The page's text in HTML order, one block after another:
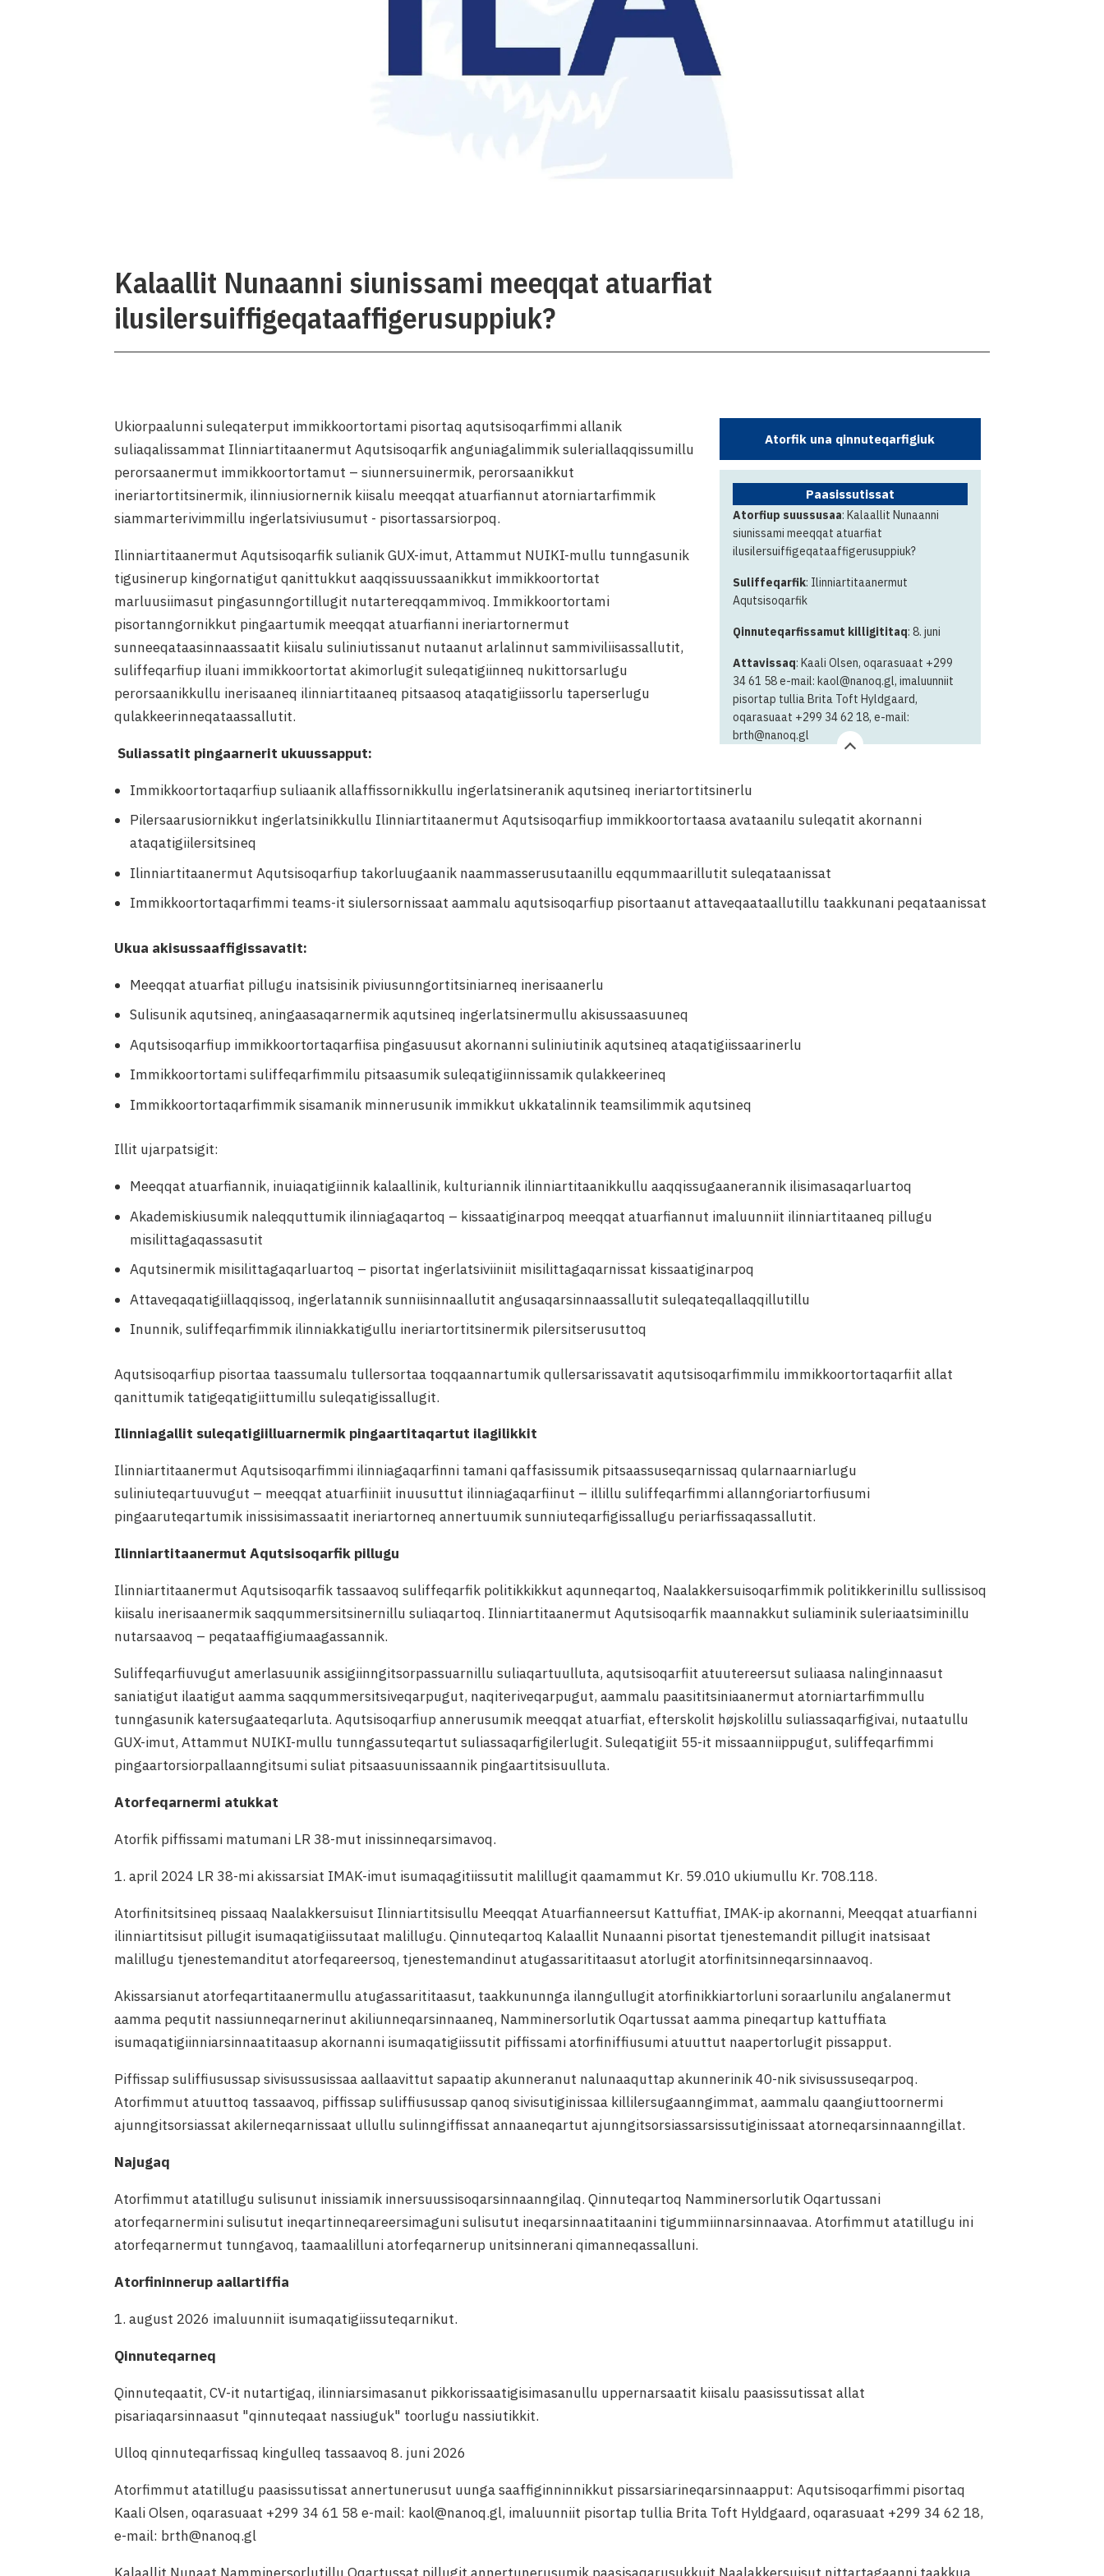
Kalaallit Nunaanni siunissami meeqqat atuarfiat
ilusilersuiffigeqataaffigerusuppiuk?
Atorfik una qinnuteqarfigiuk
Paasissutissat
Atorfiup suussusaa: Kalaallit Nunaanni
siunissami meeqqat atuarfiat
ilusilersuiffigeqataaffigerusuppiuk?
Suliffeqarfik: Ilinniartitaanermut
Aqutsisoqarfik
Qinnuteqarfissamut killigititaq: 8. juni
Attavissaq: Kaali Olsen, oqarasuaat +299
34 61 58 e-mail: kaol@nanoq.gl, imaluunniit
pisortap tullia Brita Toft Hyldgaard,
oqarasuaat +299 34 62 18, e-mail:
brth@nanoq.gl
Ukiorpaalunni suleqaterput immikkoortortami pisortaq aqutsisoqarfimmi allanik
suliaqalissammat Ilinniartitaanermut Aqutsisoqarfik anguniagalimmik suleriallaqqissumillu
perorsaanermut immikkoortortamut – siunnersuinermik, perorsaanikkut
ineriartortitsinermik, ilinniusiornernik kiisalu meeqqat atuarfiannut atorniartarfimmik
siammarterivimmillu ingerlatsiviusumut - pisortassarsiorpoq.
Ilinniartitaanermut Aqutsisoqarfik sulianik GUX-imut, Attammut NUIKI-mullu tunngasunik
tigusinerup kingornatigut qanittukkut aaqqissuussaanikkut immikkoortortat
marluusiimasut pingasunngortillugit nutartereqqammivoq. Immikkoortortami
pisortanngornikkut pingaartumik meeqqat atuarfianni ineriartornermut
sunneeqataasinnaassaatit kiisalu suliniutissanut nutaanut arlalinnut sammiviliisassallutit,
suliffeqarfiup iluani immikkoortortat akimorlugit suleqatigiinneq nukittorsarlugu
perorsaanikkullu inerisaaneq ilinniartitaaneq pitsaasoq ataqatigiissorlu taperserlugu
qulakkeerinneqataassallutit.
Suliassatit pingaarnerit ukuussapput:
Immikkoortortaqarfiup suliaanik allaffissornikkullu ingerlatsineranik aqutsineq ineriartortitsinerlu
Pilersaarusiornikkut ingerlatsinikkullu Ilinniartitaanermut Aqutsisoqarfiup immikkoortortaasa avataanilu suleqatit akornanni
ataqatigiilersitsineq
Ilinniartitaanermut Aqutsisoqarfiup takorluugaanik naammasserusutaanillu eqqummaarillutit suleqataanissat
Immikkoortortaqarfimmi teams-it siulersornissaat aammalu aqutsisoqarfiup pisortaanut attaveqaataallutillu taakkunani peqataanissat
Ukua akisussaaffigissavatit:
Meeqqat atuarfiat pillugu inatsisinik piviusunngortitsiniarneq inerisaanerlu
Sulisunik aqutsineq, aningaasaqarnermik aqutsineq ingerlatsinermullu akisussaasuuneq
Aqutsisoqarfiup immikkoortortaqarfiisa pingasuusut akornanni suliniutinik aqutsineq ataqatigiissaarinerlu
Immikkoortortami suliffeqarfimmilu pitsaasumik suleqatigiinnissamik qulakkeerineq
Immikkoortortaqarfimmik sisamanik minnerusunik immikkut ukkatalinnik teamsilimmik aqutsineq
Illit ujarpatsigit:
Meeqqat atuarfiannik, inuiaqatigiinnik kalaallinik, kulturiannik ilinniartitaanikkullu aaqqissugaanerannik ilisimasaqarluartoq
Akademiskiusumik naleqquttumik ilinniagaqartoq – kissaatiginarpoq meeqqat atuarfiannut imaluunniit ilinniartitaaneq pillugu
misilittagaqassasutit
Aqutsinermik misilittagaqarluartoq – pisortat ingerlatsiviiniit misilittagaqarnissat kissaatiginarpoq
Attaveqaqatigiillaqqissoq, ingerlatannik sunniisinnaallutit angusaqarsinnaassallutit suleqateqallaqqillutillu
Inunnik, suliffeqarfimmik ilinniakkatigullu ineriartortitsinermik pilersitserusuttoq
Aqutsisoqarfiup pisortaa taassumalu tullersortaa toqqaannartumik qullersarissavatit aqutsisoqarfimmilu immikkoortortaqarfiit allat
qanittumik tatigeqatigiittumillu suleqatigissallugit.
Ilinniagallit suleqatigiilluarnermik pingaartitaqartut ilagilikkit
Ilinniartitaanermut Aqutsisoqarfimmi ilinniagaqarfinni tamani qaffasissumik pitsaassuseqarnissaq qularnaarniarlugu
suliniuteqartuuvugut – meeqqat atuarfiiniit inuusuttut ilinniagaqarfiinut – illillu suliffeqarfimmi allanngoriartorfiusumi
pingaaruteqartumik inissisimassaatit ineriartorneq annertuumik sunniuteqarfigissallugu periarfissaqassallutit.
Ilinniartitaanermut Aqutsisoqarfik pillugu
Ilinniartitaanermut Aqutsisoqarfik tassaavoq suliffeqarfik politikkikkut aqunneqartoq, Naalakkersuisoqarfimmik politikkerinillu sullissisoq
kiisalu inerisaanermik saqqummersitsinernillu suliaqartoq. Ilinniartitaanermut Aqutsisoqarfik maannakkut suliaminik suleriaatsiminillu
nutarsaavoq – peqataaffigiumaagassannik.
Suliffeqarfiuvugut amerlasuunik assigiinngitsorpassuarnillu suliaqartuulluta, aqutsisoqarfiit atuutereersut suliaasa nalinginnaasut
saniatigut ilaatigut aamma saqqummersitsiveqarpugut, naqiteriveqarpugut, aammalu paasititsiniaanermut atorniartarfimmullu
tunngasunik katersugaateqarluta. Aqutsisoqarfiup annerusumik meeqqat atuarfiat, efterskolit højskolillu suliassaqarfigivai, nutaatullu
GUX-imut, Attammut NUIKI-mullu tunngassuteqartut suliassaqarfigilerlugit. Suleqatigiit 55-it missaanniippugut, suliffeqarfimmi
pingaartorsiorpallaanngitsumi suliat pitsaasuunissaannik pingaartitsisuulluta.
Atorfeqarnermi atukkat
Atorfik piffissami matumani LR 38-mut inissinneqarsimavoq.
1. april 2024 LR 38-mi akissarsiat IMAK-imut isumaqagitiissutit malillugit qaamammut Kr. 59.010 ukiumullu Kr. 708.118.
Atorfinitsitsineq pissaaq Naalakkersuisut Ilinniartitsisullu Meeqqat Atuarfianneersut Kattuffiat, IMAK-ip akornanni, Meeqqat atuarfianni
ilinniartitsisut pillugit isumaqatigiissutaat malillugu. Qinnuteqartoq Kalaallit Nunaanni pisortat tjenestemandit pillugit inatsisaat
malillugu tjenestemanditut atorfeqareersoq, tjenestemandinut atugassarititaasut atorlugit atorfinitsinneqarsinnaavoq.
Akissarsianut atorfeqartitaanermullu atugassarititaasut, taakkununnga ilanngullugit atorfinikkiartorluni soraarlunilu angalanermut
aamma pequtit nassiunneqarnerinut akiliunneqarsinnaaneq, Namminersorlutik Oqartussat aamma pineqartup kattuffiata
isumaqatigiinniarsinnaatitaasup akornanni isumaqatigiissutit piffissami atorfiniffiusumi atuuttut naapertorlugit pissapput.
Piffissap suliffiusussap sivisussusissaa aallaavittut sapaatip akunneranut nalunaaquttap akunnerinik 40-nik sivisussuseqarpoq.
Atorfimmut atuuttoq tassaavoq, piffissap suliffiusussap qanoq sivisutiginissaa killilersugaanngimmat, aammalu qaangiuttoornermi
ajunngitsorsiassat akilerneqarnissaat ullullu sulinngiffissat annaaneqartut ajunngitsorsiassarsissutiginissaat atorneqarsinnaanngillat.
Najugaq
Atorfimmut atatillugu sulisunut inissiamik innersuussisoqarsinnaanngilaq. Qinnuteqartoq Namminersorlutik Oqartussani
atorfeqarnermini sulisutut ineqartinneqareersimaguni sulisutut ineqarsinnaatitaanini tigummiinnarsinnaavaa. Atorfimmut atatillugu ini
atorfeqarnermut tunngavoq, taamaalilluni atorfeqarnerup unitsinnerani qimanneqassalluni.
Atorfininnerup aallartiffia
1. august 2026 imaluunniit isumaqatigiissuteqarnikut.
Qinnuteqarneq
Qinnuteqaatit, CV-it nutartigaq, ilinniarsimasanut pikkorissaatigisimasanullu uppernarsaatit kiisalu paasissutissat allat
pisariaqarsinnaasut "qinnuteqaat nassiuguk" toorlugu nassiutikkit.
Ulloq qinnuteqarfissaq kingulleq tassaavoq 8. juni 2026
Atorfimmut atatillugu paasissutissat annertunerusut uunga saaffiginninnikkut pissarsiarineqarsinnaapput: Aqutsisoqarfimmi pisortaq
Kaali Olsen, oqarasuaat +299 34 61 58 e-mail: kaol@nanoq.gl, imaluunniit pisortap tullia Brita Toft Hyldgaard, oqarasuaat +299 34 62 18,
e-mail: brth@nanoq.gl